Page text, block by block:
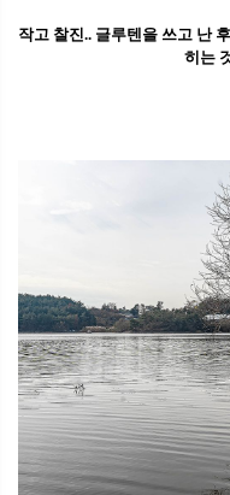
작고 찰진.. 글루텐을 쓰고 난
히는